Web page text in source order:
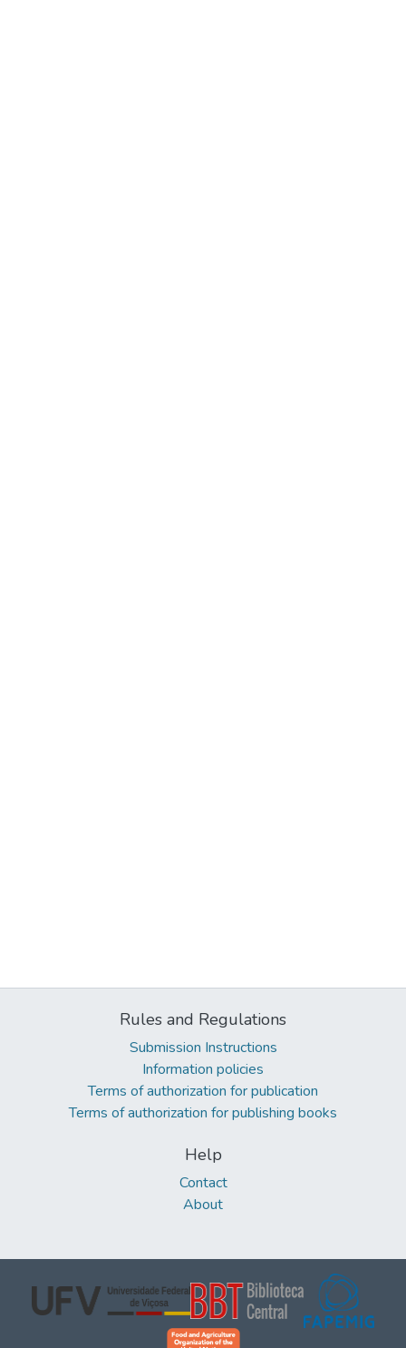
Rules and Regulations
Submission Instructions
Information policies
Terms of authorization for publication
Terms of authorization for publishing books
Help
Contact
About